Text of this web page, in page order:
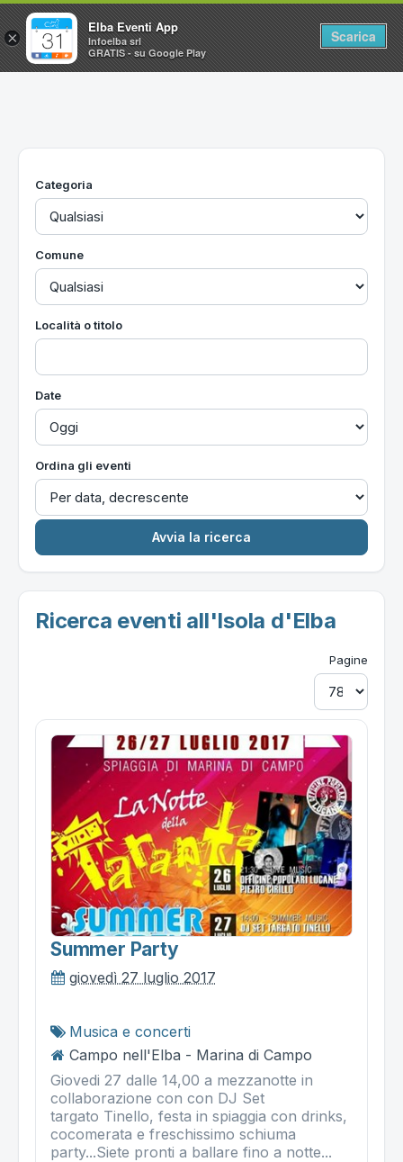
Home
Utilità
Categoria
Comune
Località o titolo
Date
Ordina gli eventi
Ricerca eventi all'Isola d'Elba
Pagine
Summer Party
giovedì 27 luglio 2017
Musica e concerti
Campo nell'Elba - Marina di Campo
Giovedi 27 dalle 14,00 a mezzanotte in
collaborazione con con DJ Set
targato Tinello, festa in spiaggia con drinks,
cocomerata e freschissimo schiuma
party...Siete pronti a ballare fino a notte...
×
Elba Eventi App
Infoelba srl
GRATIS - su Google Play
Scarica